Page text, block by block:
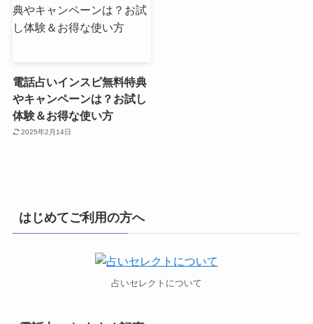
電話占いインスピ無料特典
やキャンペーンは？お試し
体験＆お得な使い方
2025年2月14日
はじめてご利用の方へ
占いセレクトについて